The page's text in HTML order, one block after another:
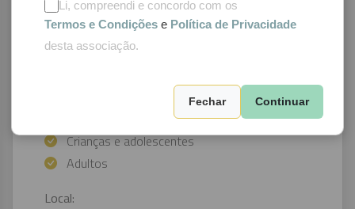
Áreas de interesse:
Luto
Crianças e adolescentes
Adultos
Local:
Li, compreendi e concordo com os
Termos e Condições e Política de Privacidade
desta associação.
Fechar Continuar